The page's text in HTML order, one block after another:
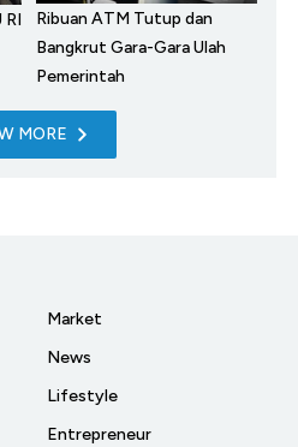
RI
Ribuan ATM Tutup dan
Bangkrut Gara-Gara Ulah
Pemerintah
MORE
Market
News
Lifestyle
Entrepreneur